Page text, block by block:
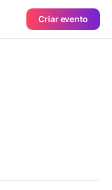
Criar evento